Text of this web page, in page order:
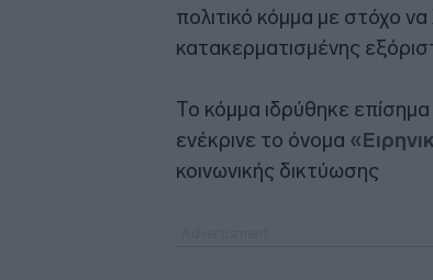
πολιτικό κόμμα με στόχο
κατακερματισμένης
Το κόμμα ιδρύθηκε
ενέκρινε το όνομα
κοινωνικής δικτύωσης